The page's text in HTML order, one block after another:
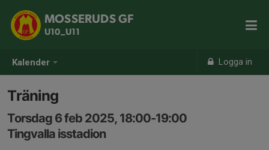
Kalender Logga in
MOSSERUDS GF
U10_U11
Träning
Torsdag 6 feb 2025, 18:00-19:00
Tingvalla isstadion